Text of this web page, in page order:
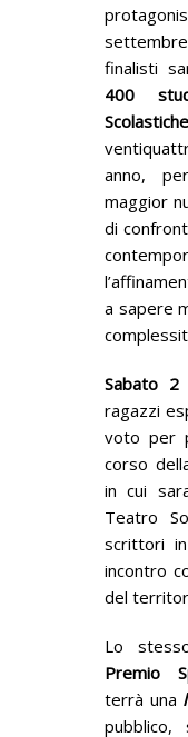
finalisti
400
Scolastiche
anno,
maggior
di
a sapere
Sabato 2
ragazzi
voto per
corso
in cui
Teatro
scrittori
incontro
del
Lo
Premio
terrà una